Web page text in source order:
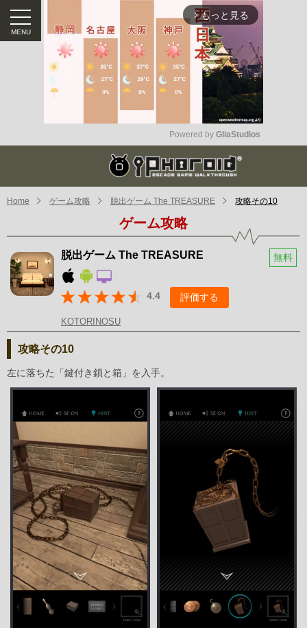
arrow_forward_ios もっと見る
Mute
Powered by GliaStudios
Home ゲーム攻略 脱出ゲーム The TREASURE 攻略その10
ゲーム攻略
脱出ゲーム The TREASURE 無料
4.4 評価する
KOTORINOSU
攻略その10
左に落ちた「鍵付き鎖と箱」を入手。